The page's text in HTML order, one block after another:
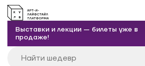
Выставки и лекции — билеты уже в
продаже!